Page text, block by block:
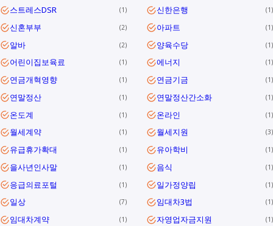
스트레스DSR 1 신한은행 1
신혼부부 2 아파트 1
알바 2 양육수당 1
어린이집보육료 1 에너지 1
연금개혁영향 1 연금기금 1
연말정산 1 연말정산간소화 1
온도계 1 온라인 1
월세계약 1 월세지원 3
유급휴가확대 1 유아학비 1
을사년인사말 1 음식 1
응급의료포털 1 일가정양립 1
일상 7 임대차3법 1
임대차계약 1 자영업자금지원 1